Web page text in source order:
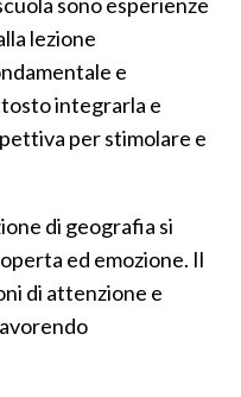
lezione
e
integrarla e
per stimolare e
di geografia si
ed emozione. Il
di attenzione e